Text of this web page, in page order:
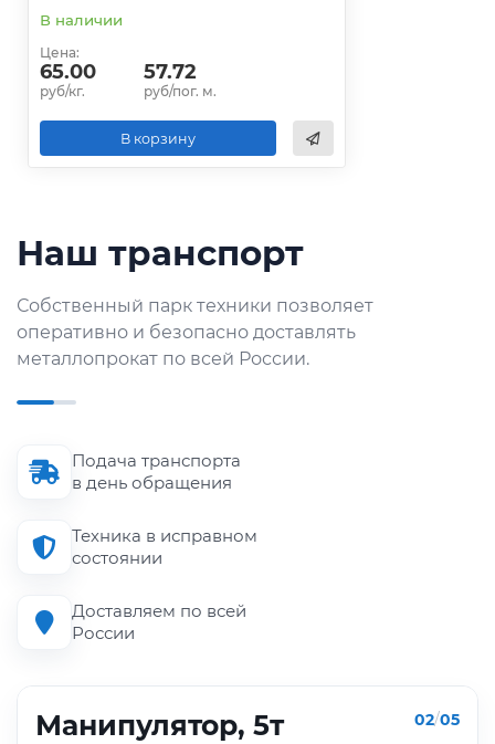
В наличии
Цена:
65.00
руб/кг.
57.72
руб/пог. м.
В корзину
Наш транспорт
Собственный парк техники позволяет
оперативно и безопасно доставлять
металлопрокат по всей России.
Подача транспорта
в день обращения
Техника в исправном
состоянии
Доставляем по всей
России
Манипулятор, 5т 02/05